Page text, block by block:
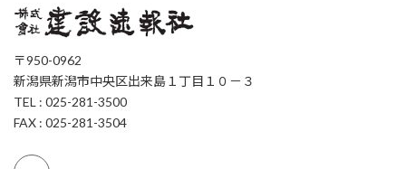
〒950-0962
新潟県新潟市中央区出来島１丁目１０－３
TEL : 025-281-3500
FAX : 025-281-3504